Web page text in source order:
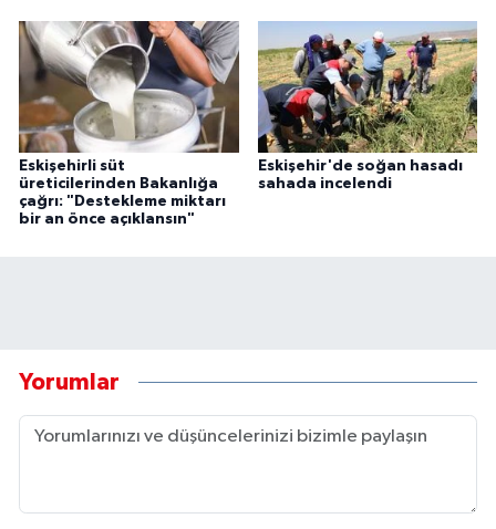
Eskişehirli süt
üreticilerinden Bakanlığa
çağrı: "Destekleme miktarı
bir an önce açıklansın"
Eskişehir'de soğan hasadı
sahada incelendi
Yorumlar